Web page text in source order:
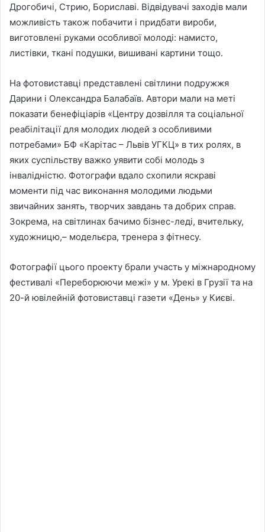
Дрогобичі, Стрию, Бориславі. Відвідувачі заходів мали
можливість також побачити і придбати вироби,
виготовлені руками особливої молоді: намисто,
листівки, ткані подушки, вишивані картини тощо.
На фотовиставці представлені світлини подружжя
Дарини і Олександра Балабаїв. Автори мали на меті
показати бенефіціарів «Центру дозвілля та соціальної
реабілітації для молодих людей з особливими
потребами» БФ «Карітас – Львів УГКЦ» в тих ролях, в
яких суспільству важко уявити собі молодь з
інвалідністю. Фотографи вдало схопили яскраві
моменти під час виконання молодими людьми
звичайних занять, творчих завдань та добрих справ.
Зокрема, на світлинах бачимо бізнес-леді, вчительку,
художницю,– модельєра, тренера з фітнесу.
Фотографії цього проекту брали участь у міжнародному
фестивалі «Переборюючи межі» у м. Урекі в Грузії та на
20-й ювілейній фотовиставці газети «День» у Києві.